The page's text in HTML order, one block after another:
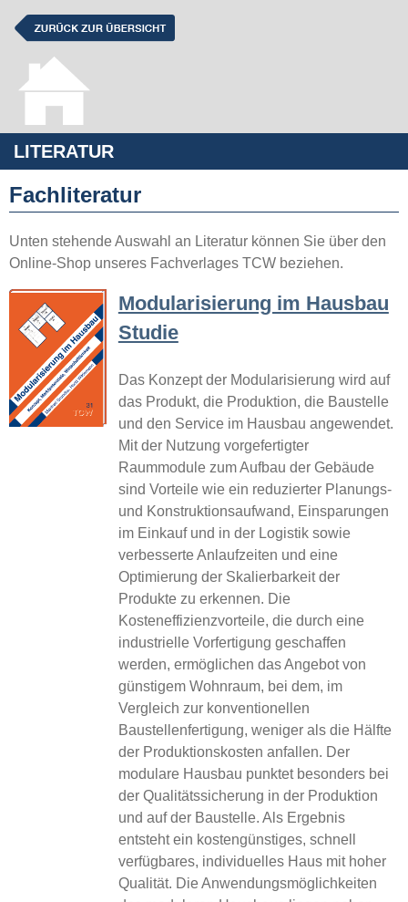
LITERATUR
Fachliteratur
Unten stehende Auswahl an Literatur können Sie über den
Online-Shop unseres Fachverlages TCW beziehen.
Modularisierung im Hausbau
Studie
Das Konzept der Modularisierung wird auf
das Produkt, die Produktion, die Baustelle
und den Service im Hausbau angewendet.
Mit der Nutzung vorgefertigter
Raummodule zum Aufbau der Gebäude
sind Vorteile wie ein reduzierter Planungs-
und Konstruktionsaufwand, Einsparungen
im Einkauf und in der Logistik sowie
verbesserte Anlaufzeiten und eine
Optimierung der Skalierbarkeit der
Produkte zu erkennen. Die
Kosteneffizienzvorteile, die durch eine
industrielle Vorfertigung geschaffen
werden, ermöglichen das Angebot von
günstigem Wohnraum, bei dem, im
Vergleich zur konventionellen
Baustellenfertigung, weniger als die Hälfte
der Produktionskosten anfallen. Der
modulare Hausbau punktet besonders bei
der Qualitätssicherung in der Produktion
und auf der Baustelle. Als Ergebnis
entsteht ein kostengünstiges, schnell
verfügbares, individuelles Haus mit hoher
Qualität. Die Anwendungsmöglichkeiten